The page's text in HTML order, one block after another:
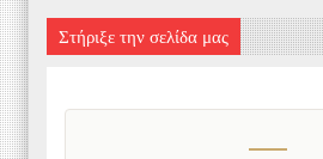
Στήριξε την σελίδα μας